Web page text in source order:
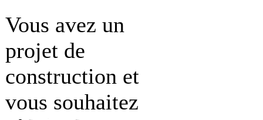
Vous avez un
projet de
construction et
vous souhaitez